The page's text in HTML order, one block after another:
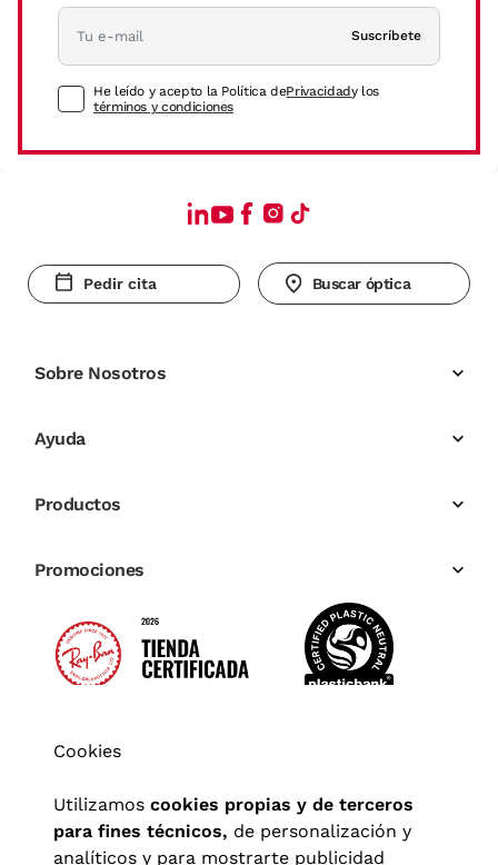
Suscríbete
He leído y acepto la Política dePrivacidady los
términos y condiciones
Pedir cita Buscar óptica
Sobre Nosotros
Ayuda
Productos
Promociones
Cookies
Utilizamos cookies propias y de terceros
para fines técnicos, de personalización y
analíticos y para mostrarte publicidad